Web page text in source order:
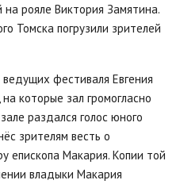
рояле Виктория Замятина.
Томска погрузили зрителей
ведущих фестиваля Евгения
которые зал громогласно
раздался голос юного
зрителям весть о
епископа Макария. Копии той
владыки Макария